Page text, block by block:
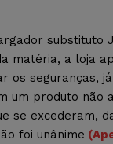
substituto
matéria, a loja
os seguranças,
um produto não
se excederam,
foi unânime